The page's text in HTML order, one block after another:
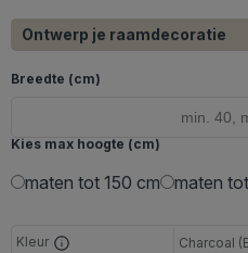
Ontwerp je raamdecoratie
Breedte (cm)
Kies max hoogte (cm)
maten tot 150 cm maten
Kleur Charcoal